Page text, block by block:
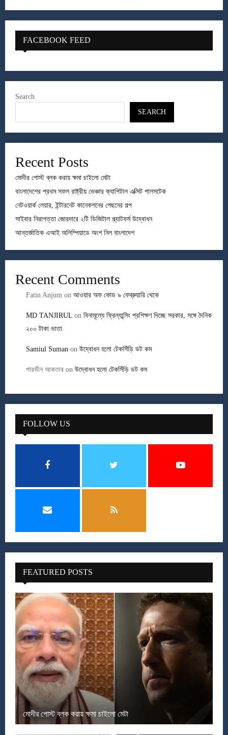
FACEBOOK FEED
Search
SEARCH
Recent Posts
মোদীর পোস্ট ব্লক করায় ক্ষমা চাইলো মেটা
বাংলাদেশের প্রথম সফল রাষ্ট্রীয় ভেঞ্চার ক্যাপিটাল এক্সিট পালসটেক
নেটওয়ার্ক লেয়ার, ইন্টারনেট কানেকশনের পেছনের গল্প
সাইবার নিরাপত্তা জোরদারে ২টি ডিজিটাল প্ল্যাটফর্ম উদ্বোধন
আন্তর্জাতিক এআই অলিম্পিয়াডে অংশ নিল বাংলাদেশ
Recent Comments
Fatin Anjum on আওয়ার অফ কোড ৯ ফেব্রুয়ারি থেকে
MD TANJIRUL on বিনামূল্যে ফ্রিল্যান্সিং প্রশিক্ষণ দিচ্ছে সরকার, সঙ্গে দৈনিক
২০০ টাকা ভাতা
Samiul Suman on উদ্বোধন হলো টেকসিঁড়ি ডট কম
পারভীন আকতার on উদ্বোধন হলো টেকসিঁড়ি ডট কম
FOLLOW US
FEATURED POSTS
মোদীর পোস্ট ব্লক করায় ক্ষমা চাইলো মেটা